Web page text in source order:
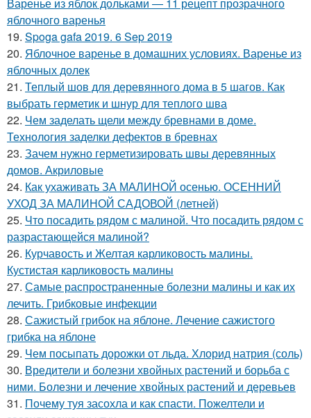
яблочного варенья
19. Spoga gafa 2019. 6 Sep 2019
20. Яблочное варенье в домашних условиях. Варенье из
яблочных долек
21. Теплый шов для деревянного дома в 5 шагов. Как
выбрать герметик и шнур для теплого шва
22. Чем заделать щели между бревнами в доме.
Технология заделки дефектов в бревнах
23. Зачем нужно герметизировать швы деревянных
домов. Акриловые
24. Как ухаживать ЗА МАЛИНОЙ осенью. ОСЕННИЙ
УХОД ЗА МАЛИНОЙ САДОВОЙ (летней)
25. Что посадить рядом с малиной. Что посадить рядом с
разрастающейся малиной?
26. Курчавость и Желтая карликовость малины.
Кустистая карликовость малины
27. Самые распространенные болезни малины и как их
лечить. Грибковые инфекции
28. Сажистый грибок на яблоне. Лечение сажистого
грибка на яблоне
29. Чем посыпать дорожки от льда. Хлорид натрия (соль)
30. Вредители и болезни хвойных растений и борьба с
ними. Болезни и лечение хвойных растений и деревьев
31. Почему туя засохла и как спасти. Пожелтели и